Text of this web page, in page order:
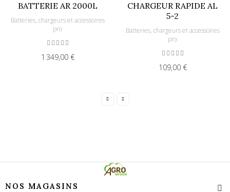
BATTERIE AR 2000L
Batteries, chargeurs et accessoires
pro
1 349,00 €
CHARGEUR RAPIDE AL
5-2
Batteries, chargeurs et accessoires
pro
109,00 €
NOS MAGASINS